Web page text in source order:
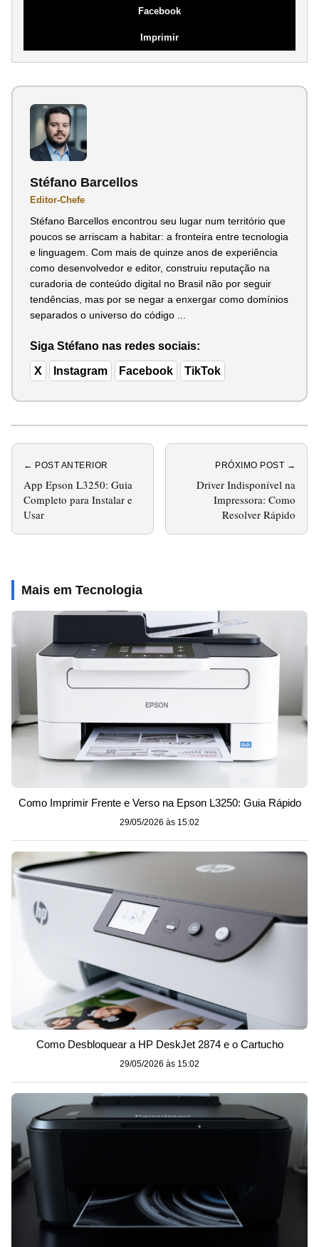
Facebook
Imprimir
Stéfano Barcellos
Editor-Chefe
Stéfano Barcellos encontrou seu lugar num território que
poucos se arriscam a habitar: a fronteira entre tecnologia
e linguagem. Com mais de quinze anos de experiência
como desenvolvedor e editor, construiu reputação na
curadoria de conteúdo digital no Brasil não por seguir
tendências, mas por se negar a enxergar como domínios
separados o universo do código ...
Siga Stéfano nas redes sociais:
X Instagram Facebook TikTok
← POST ANTERIOR
App Epson L3250: Guia
Completo para Instalar e
Usar
PRÓXIMO POST →
Driver Indisponível na
Impressora: Como
Resolver Rápido
Mais em Tecnologia
Como Imprimir Frente e Verso na Epson L3250: Guia Rápido
29/05/2026 às 15:02
Como Desbloquear a HP DeskJet 2874 e o Cartucho
29/05/2026 às 15:02